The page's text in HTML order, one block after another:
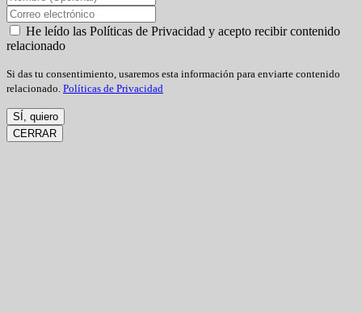
He leído las Políticas de Privacidad y acepto recibir contenido
relacionado
Si das tu consentimiento, usaremos esta información para enviarte contenido
relacionado. Políticas de Privacidad
SÍ, quiero
CERRAR